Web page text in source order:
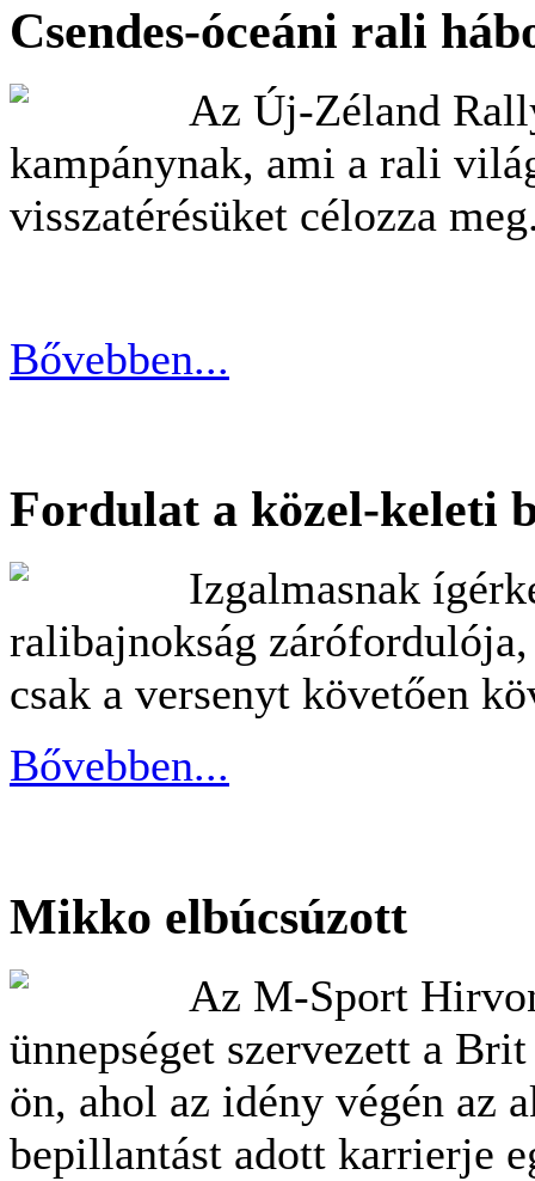
Csendes-óceáni rali
Az Új-Zéland
kampánynak, ami a rali
visszatérésüket célozza
Bővebben...
Fordulat a közel-keleti
Izgalmasnak
ralibajnokság
csak a versenyt követően
Bővebben...
Mikko elbúcsúzott
Az M-Sport
ünnepséget szervezett a
ön, ahol az idény végén az
bepillantást adott karrierje